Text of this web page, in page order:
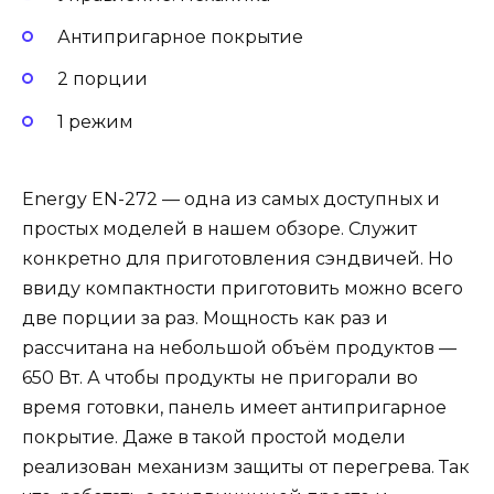
Антипригарное покрытие
2 порции
1 режим
Energy EN-272 — одна из самых доступных и
простых моделей в нашем обзоре. Служит
конкретно для приготовления сэндвичей. Но
ввиду компактности приготовить можно всего
две порции за раз. Мощность как раз и
рассчитана на небольшой объём продуктов —
650 Вт. А чтобы продукты не пригорали во
время готовки, панель имеет антипригарное
покрытие. Даже в такой простой модели
реализован механизм защиты от перегрева. Так